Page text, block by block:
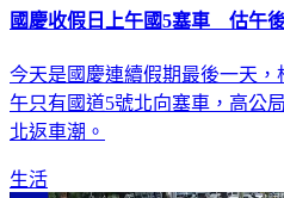
國慶收假日上午國5塞車 估午
今天是國慶連續假期最後一天
午只有國道5號北向塞車，高公
北返車潮。
生活